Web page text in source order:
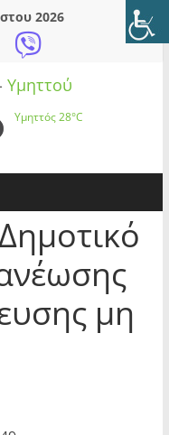
2026
Υμηττού
Υμηττός28°C
μη